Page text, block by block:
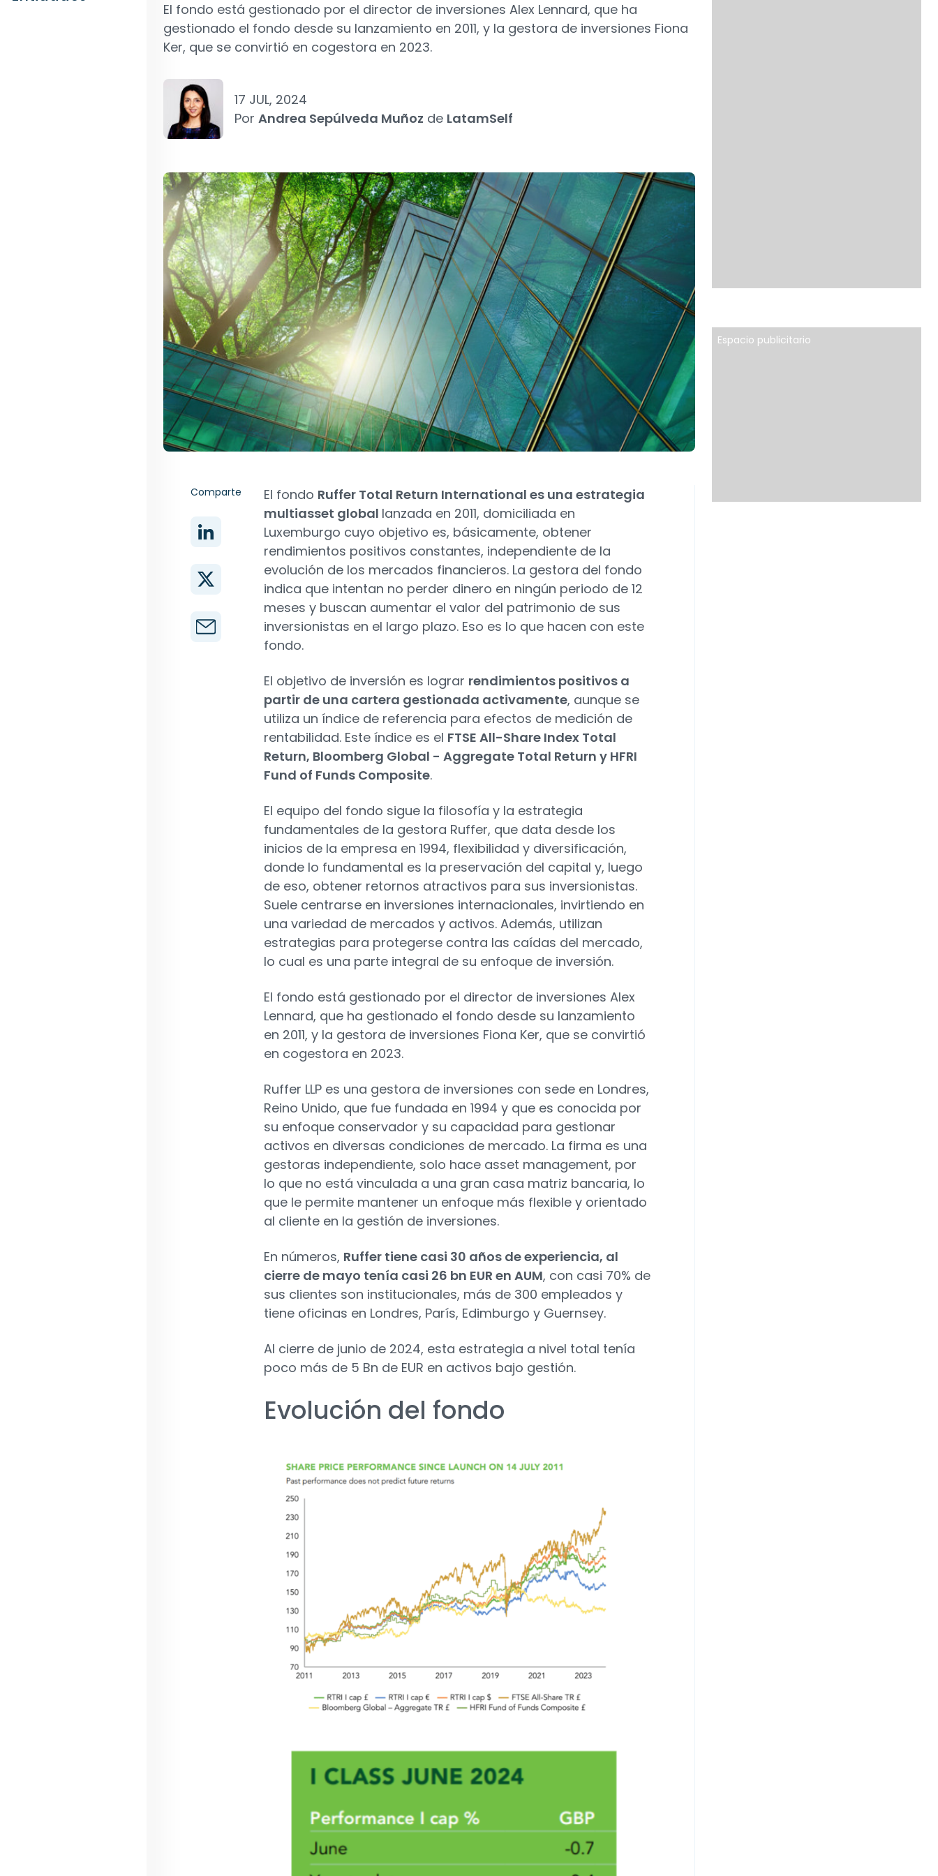
El fondo está gestionado por el director de inversiones Alex Lennard, que ha
gestionado el fondo desde su lanzamiento en 2011, y la gestora de inversiones Fiona
Ker, que se convirtió en cogestora en 2023.
17 JUL, 2024
Por Andrea Sepúlveda Muñoz de LatamSelf
Comparte El fondo Ruffer Total Return International es una estrategia
multiasset global lanzada en 2011, domiciliada en
Luxemburgo cuyo objetivo es, básicamente, obtener
rendimientos positivos constantes, independiente de la
evolución de los mercados financieros. La gestora del fondo
indica que intentan no perder dinero en ningún periodo de 12
meses y buscan aumentar el valor del patrimonio de sus
inversionistas en el largo plazo. Eso es lo que hacen con este
fondo.
El objetivo de inversión es lograr rendimientos positivos a
partir de una cartera gestionada activamente, aunque se
utiliza un índice de referencia para efectos de medición de
rentabilidad. Este índice es el FTSE All-Share Index Total
Return, Bloomberg Global - Aggregate Total Return y HFRI
Fund of Funds Composite.
El equipo del fondo sigue la filosofía y la estrategia
fundamentales de la gestora Ruffer, que data desde los
inicios de la empresa en 1994, flexibilidad y diversificación,
donde lo fundamental es la preservación del capital y, luego
de eso, obtener retornos atractivos para sus inversionistas.
Suele centrarse en inversiones internacionales, invirtiendo en
una variedad de mercados y activos. Además, utilizan
estrategias para protegerse contra las caídas del mercado,
lo cual es una parte integral de su enfoque de inversión.
El fondo está gestionado por el director de inversiones Alex
Lennard, que ha gestionado el fondo desde su lanzamiento
en 2011, y la gestora de inversiones Fiona Ker, que se convirtió
en cogestora en 2023.
Ruffer LLP es una gestora de inversiones con sede en Londres,
Reino Unido, que fue fundada en 1994 y que es conocida por
su enfoque conservador y su capacidad para gestionar
activos en diversas condiciones de mercado. La firma es una
gestoras independiente, solo hace asset management, por
lo que no está vinculada a una gran casa matriz bancaria, lo
que le permite mantener un enfoque más flexible y orientado
al cliente en la gestión de inversiones.
En números, Ruffer tiene casi 30 años de experiencia, al
cierre de mayo tenía casi 26 bn EUR en AUM, con casi 70% de
sus clientes son institucionales, más de 300 empleados y
tiene oficinas en Londres, París, Edimburgo y Guernsey.
Al cierre de junio de 2024, esta estrategia a nivel total tenía
poco más de 5 Bn de EUR en activos bajo gestión.
Evolución del fondo
Espacio publicitario